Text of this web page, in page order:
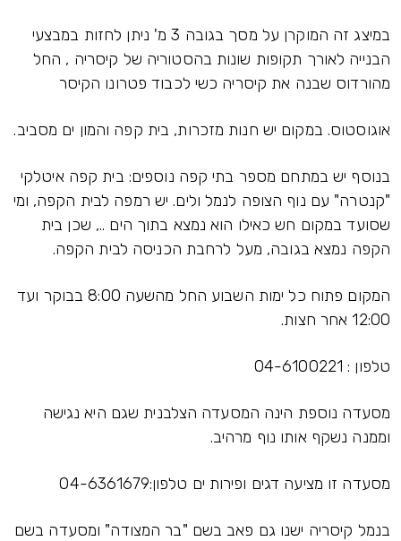
במיצג זה המוקרן על מסך בגובה 3 מ' ניתן לחזות במבצעי
הבנייה לאורך תקופות שונות בהסטוריה של קיסריה , החל
מהורדוס שבנה את קיסריה כשי לכבוד פטרונו הקיסר
אוגוסטוס. במקום יש חנות מזכרות, בית קפה והמון ים מסביב.
בנוסף יש במתחם מספר בתי קפה נוספים: בית קפה איטלקי
"קנטרה" עם נוף הצופה לנמל ולים. יש רמפה לבית הקפה, ומי
שסועד במקום חש כאילו הוא נמצא בתוך הים .., שכן בית
הקפה נמצא בגובה, מעל לרחבת הכניסה לבית הקפה.
המקום פתוח כל ימות השבוע החל מהשעה 8:00 בבוקר ועד
12:00 אחר חצות.
טלפון : 04-6100221
מסעדה נוספת הינה המסעדה הצלבנית שגם היא נגישה
וממנה נשקף אותו נוף מרהיב.
מסעדה זו מציעה דגים ופירות ים טלפון:04-6361679
בנמל קיסריה ישנו גם פאב בשם "בר המצודה" ומסעדה בשם